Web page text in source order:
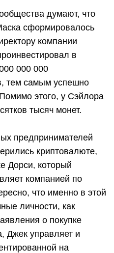
думают, что
сформировалось
компании
в
000 000
тем самым успешно
этого, у Сэйлора
тысяч монет.
предпринимателей
криптовалюте,
Дорси, который
компанией по
что именно в этой
личности, как
о покупке
Джек управляет и
на